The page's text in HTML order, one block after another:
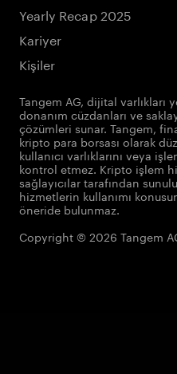
Yearly Recap 2025
Kariyer
Kişiler
Tangem AG, dijital varlıkları
donanım cüzdanları ve
çözümleri sunar. Tangem,
kripto para borsası olarak
kullanıcı varlıklarını veya
kontrol etmez. Kripto işlem
sağlayıcılar tarafından
hizmetlerin kullanımı
öneride bulunmaz.